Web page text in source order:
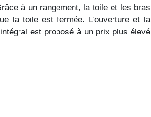
à un rangement, la toile et les bras
la toile est fermée. L’ouverture et la
est proposé à un prix plus élevé